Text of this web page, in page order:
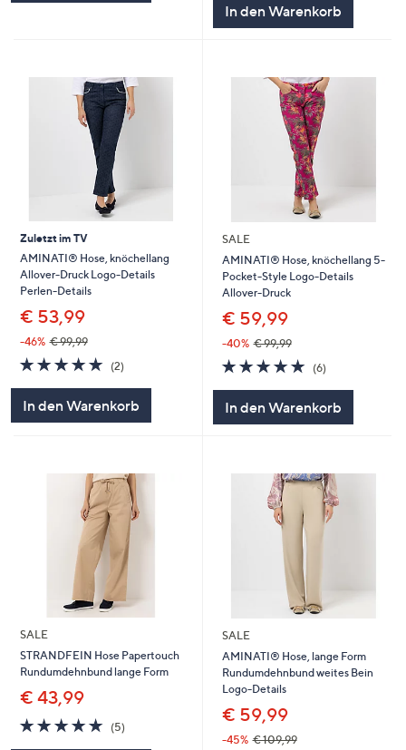
In den Warenkorb
Zuletzt im TV
AMINATI® Hose, knöchellang
Allover-Druck Logo-Details
Perlen-Details
€ 53,99
-46% € 99,99
5.0
von
(2)
In den Warenkorb
SALE
AMINATI® Hose, knöchellang 5-
Pocket-Style Logo-Details
Allover-Druck
€ 59,99
-40% € 99,99
4.8
von
(6)
In den Warenkorb
SALE
STRANDFEIN Hose Papertouch
Rundumdehnbund lange Form
€ 43,99
4.8
von
(5)
SALE
AMINATI® Hose, lange Form
Rundumdehnbund weites Bein
Logo-Details
€ 59,99
-45% € 109,99